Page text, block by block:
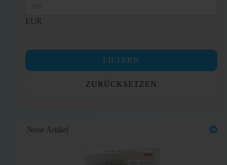
EUR
FILTERN
ZURÜCKSETZEN
Neue Artikel